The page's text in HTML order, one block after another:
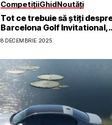
CompetițiiGhidNoutăți
Tot ce trebuie să știți
Barcelona Golf Invitational,
prezentat de BOAT și Voly
8 DECEMBRIE 2025